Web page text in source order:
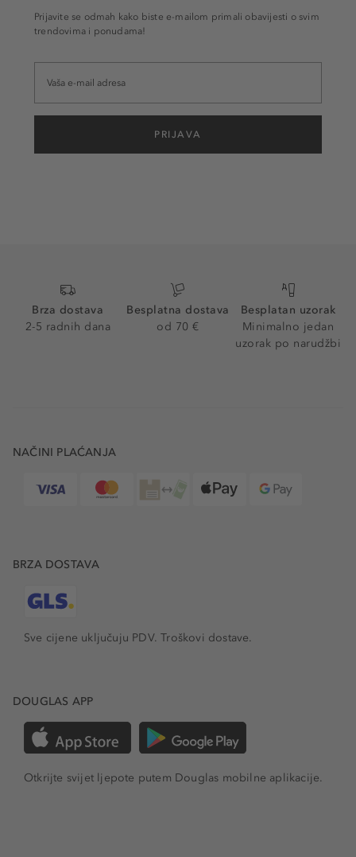
Prijavite se odmah kako biste e-mailom primali obavijesti o svim
trendovima i ponudama!
PRIJAVA
Brza dostava
2-5 radnih dana
Besplatna dostava
od 70 €
Besplatan uzorak
Minimalno jedan
uzorak po narudžbi
NAČINI PLAĆANJA
BRZA DOSTAVA
Sve cijene uključuju PDV.Troškovi dostave.
DOUGLAS APP
Otkrijte svijet ljepote putem Douglas mobilne aplikacije.